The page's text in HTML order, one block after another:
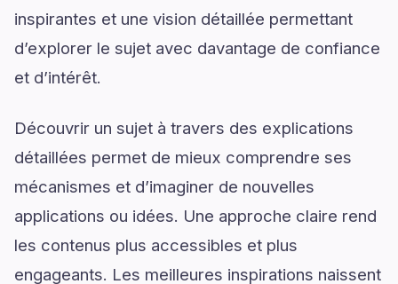
inspirantes et une vision détaillée permettant
d’explorer le sujet avec davantage de confiance
et d’intérêt.
Découvrir un sujet à travers des explications
détaillées permet de mieux comprendre ses
mécanismes et d’imaginer de nouvelles
applications ou idées. Une approche claire rend
les contenus plus accessibles et plus
engageants. Les meilleures inspirations naissent